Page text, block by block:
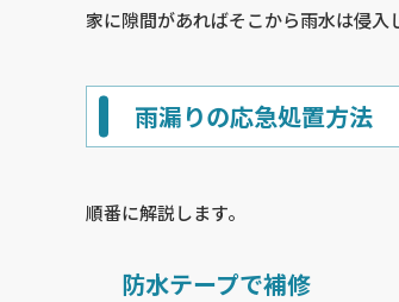
家に隙間があればそこから雨水は侵入
雨漏りの応急処置方法
順番に解説します。
防水テープで補修